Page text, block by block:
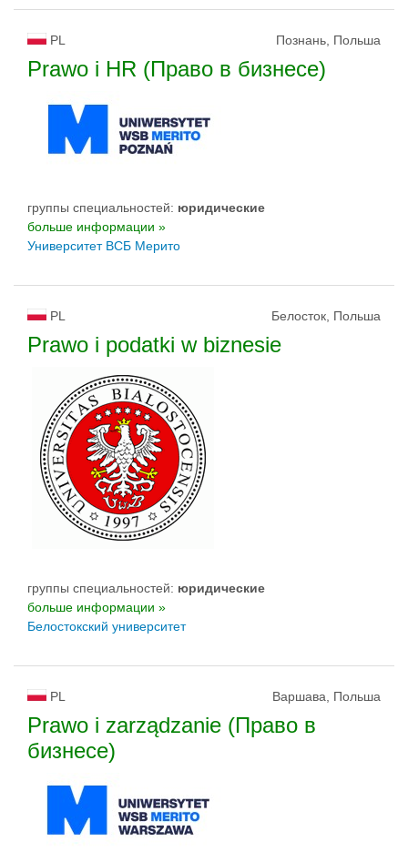
PL Познань, Польша
Prawo i HR (Право в бизнесе)
группы специальностей: юридические
больше информации »
Университет ВСБ Мерито
PL Белосток, Польша
Prawo i podatki w biznesie
группы специальностей: юридические
больше информации »
Белостокский университет
PL Варшава, Польша
Prawo i zarządzanie (Право в
бизнесе)